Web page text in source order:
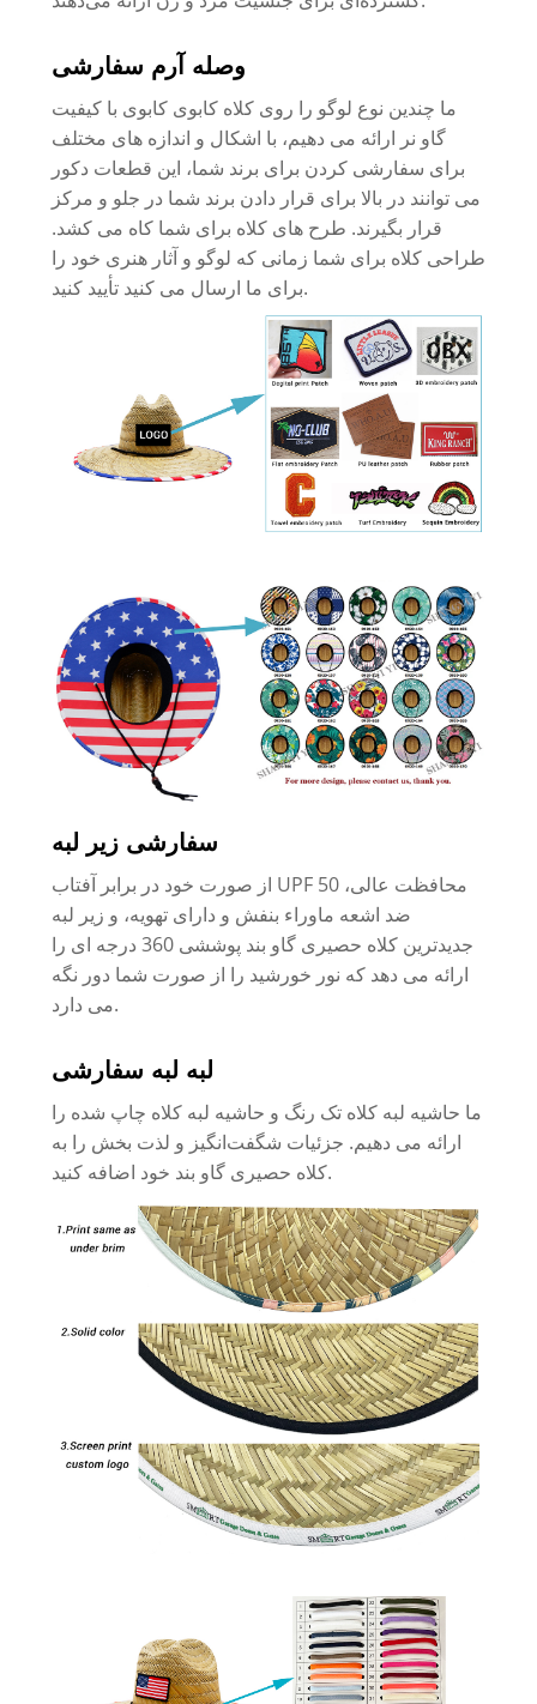
وصله آرم سفارشی
ما چندین نوع لوگو را روی کلاه کابوی کابوی با کیفیت
گاو نر ارائه می دهیم، با اشکال و اندازه های مختلف
برای سفارشی کردن برای برند شما، این قطعات دکور
می توانند در بالا برای قرار دادن برند شما در جلو و مرکز
قرار بگیرند. طرح های کلاه برای شما کاه می کشد.
طراحی کلاه برای شما زمانی که لوگو و آثار هنری خود را
برای ما ارسال می کنید تأیید کنید.
سفارشی زیر لبه
از صورت خود در برابر آفتاب UPF 50 محافظت عالی،
ضد اشعه ماوراء بنفش و دارای تهویه، و زیر لبه
جدیدترین کلاه حصیری گاو بند پوششی 360 درجه ای را
ارائه می دهد که نور خورشید را از صورت شما دور نگه
می دارد.
لبه لبه سفارشی
ما حاشیه لبه کلاه تک رنگ و حاشیه لبه کلاه چاپ شده را
ارائه می دهیم. جزئیات شگفت‌انگیز و لذت بخش را به
کلاه حصیری گاو بند خود اضافه کنید.